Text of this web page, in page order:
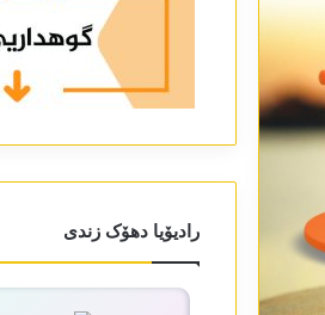
رادیۆیا دھۆک زندی